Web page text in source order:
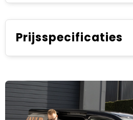
Prijsspecificaties